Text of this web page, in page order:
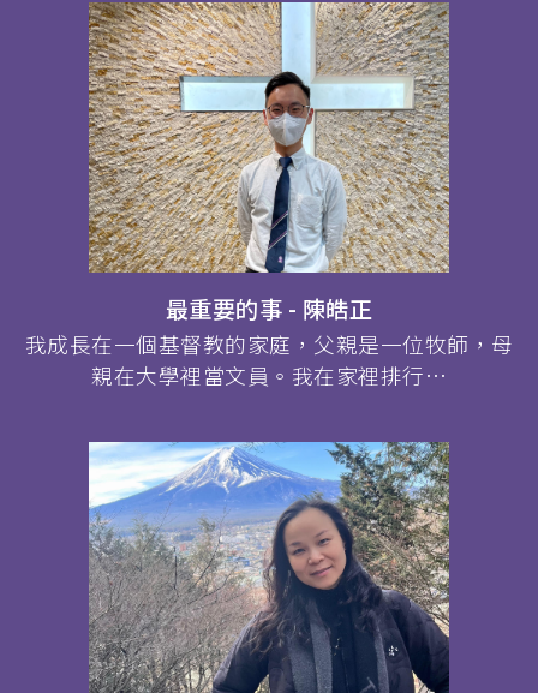
最重要的事 - 陳皓正
我成長在一個基督教的家庭，父親是一位牧師，母
親在大學裡當文員。我在家裡排行…